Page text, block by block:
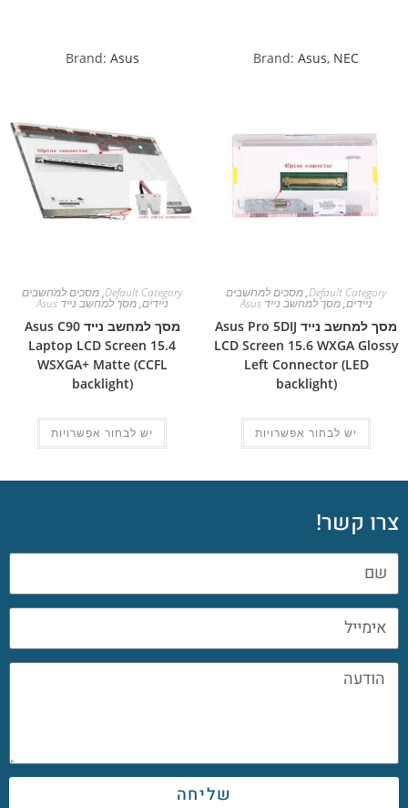
Brand: Asus, NEC
Default Category
,מסכים למחשבים
ניידים,מסך למחשב נייד Asus
מסך למחשב נייד Asus Pro 5DIJ
LCD Screen 15.6 WXGA Glossy
Left Connector (LED
backlight)
יש לבחור אפשרויות
Brand: Asus
Default Category
,מסכים למחשבים
ניידים,מסך למחשב נייד Asus
מסך למחשב נייד Asus C90
Laptop LCD Screen 15.4
WSXGA+ Matte (CCFL
backlight)
יש לבחור אפשרויות
צרו קשר!
שליחה